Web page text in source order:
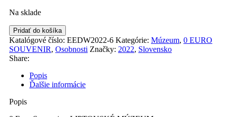
Na sklade
množstvo
LIPTOVSKÉ
MÚZEUM
2022-
Pridať do košíka
Katalógové číslo: EEDW2022-6 Kategórie: Múzeum, 0 EURO
SOUVENIR, Osobnosti Značky: 2022, Slovensko
Share:
Popis
Ďalšie informácie
Popis